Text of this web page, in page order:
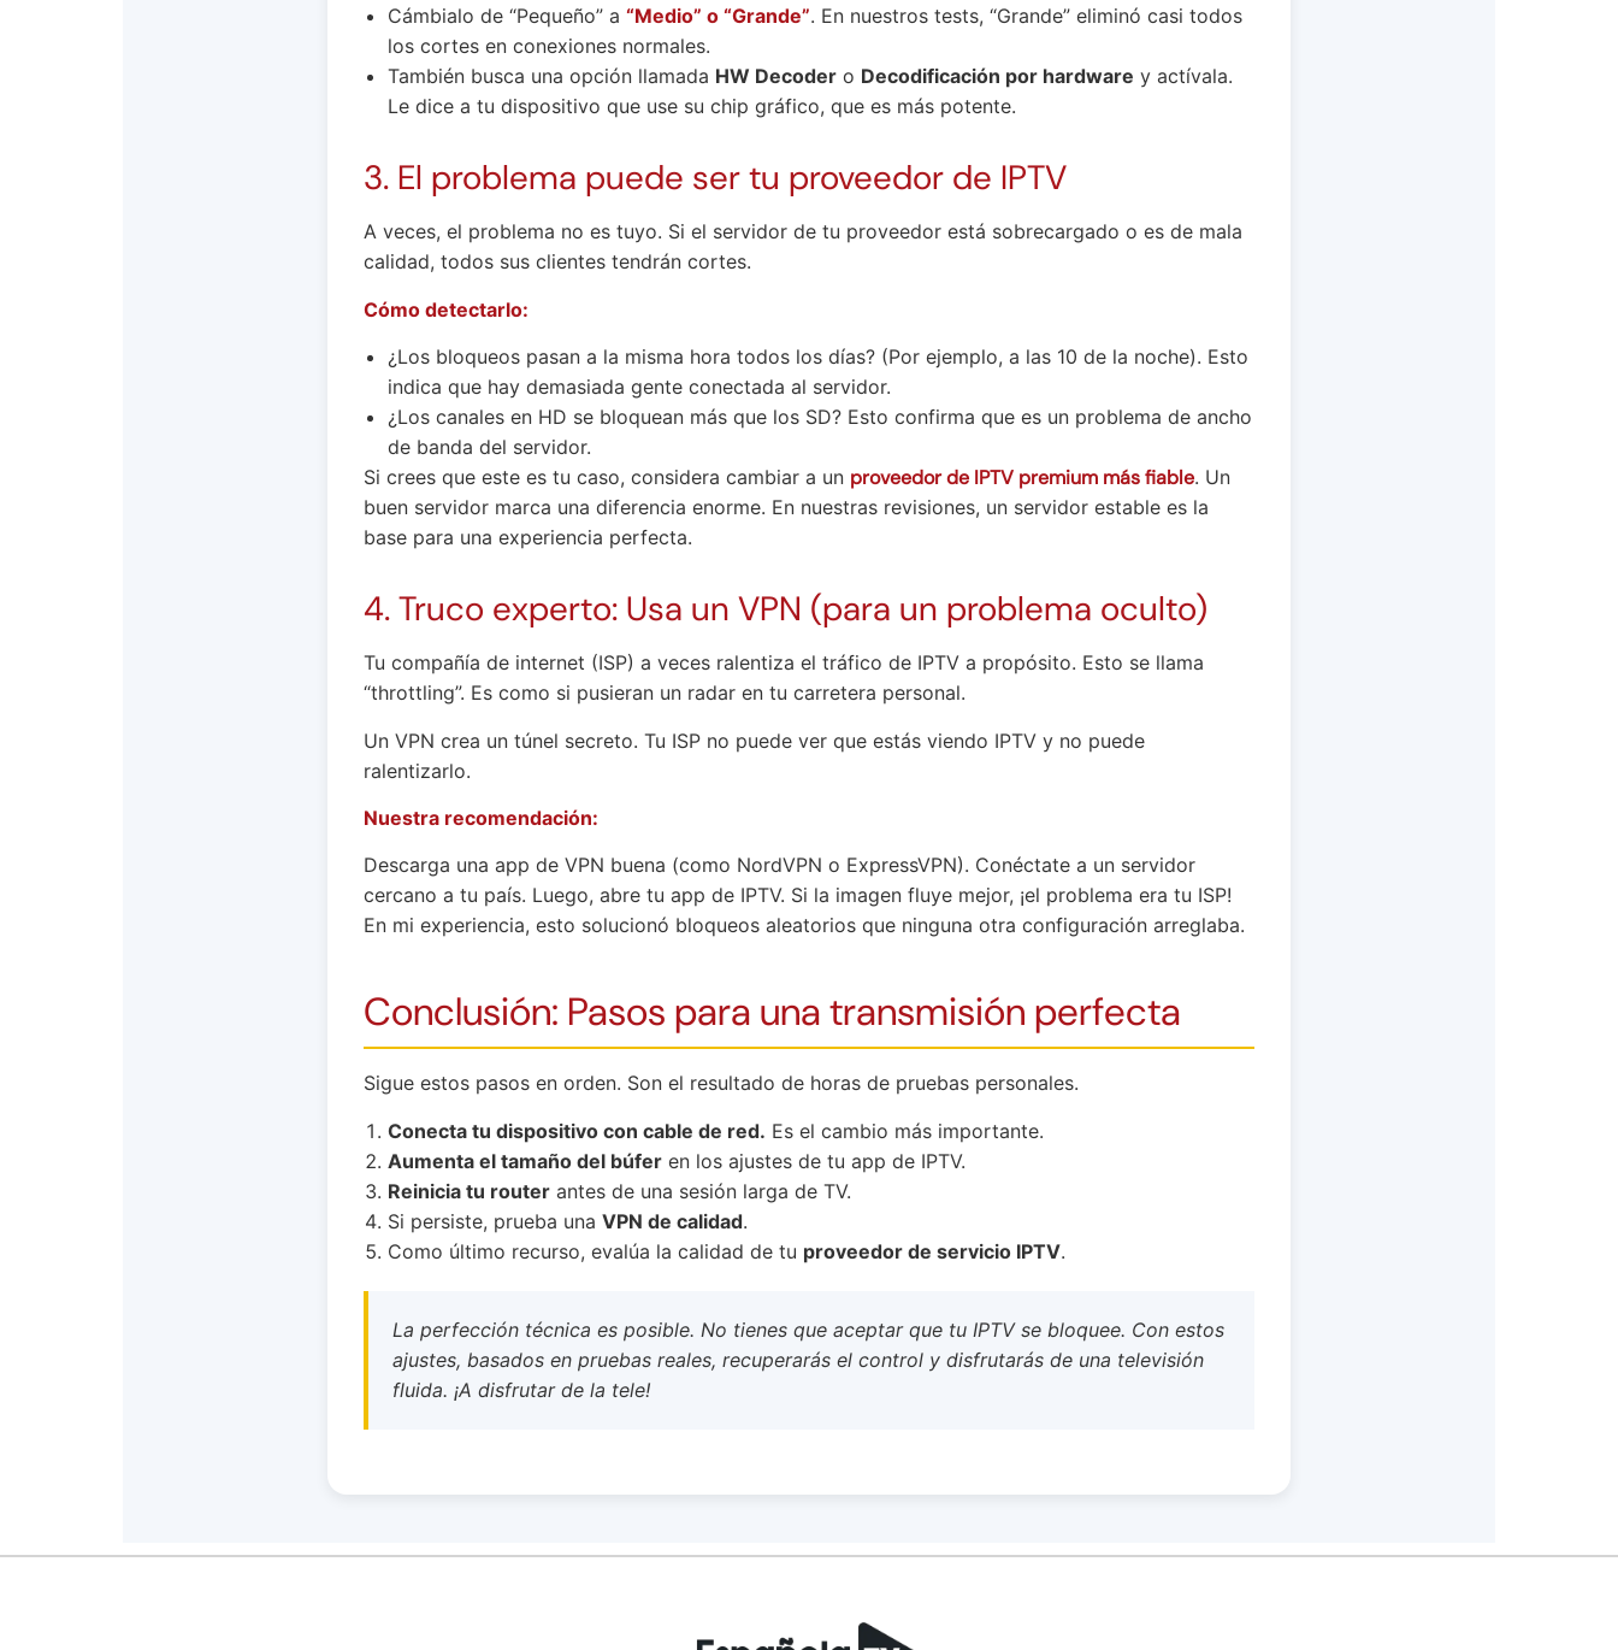
Cámbialo de “Pequeño” a “Medio” o “Grande”. En nuestros tests, “Grande” eliminó casi todos
los cortes en conexiones normales.
También busca una opción llamada HW Decoder o Decodificación por hardware y actívala.
Le dice a tu dispositivo que use su chip gráfico, que es más potente.
3. El problema puede ser tu proveedor de IPTV
A veces, el problema no es tuyo. Si el servidor de tu proveedor está sobrecargado o es de mala
calidad, todos sus clientes tendrán cortes.
Cómo detectarlo:
¿Los bloqueos pasan a la misma hora todos los días? (Por ejemplo, a las 10 de la noche). Esto
indica que hay demasiada gente conectada al servidor.
¿Los canales en HD se bloquean más que los SD? Esto confirma que es un problema de ancho
de banda del servidor.
Si crees que este es tu caso, considera cambiar a un proveedor de IPTV premium más fiable. Un
buen servidor marca una diferencia enorme. En nuestras revisiones, un servidor estable es la
base para una experiencia perfecta.
4. Truco experto: Usa un VPN (para un problema oculto)
Tu compañía de internet (ISP) a veces ralentiza el tráfico de IPTV a propósito. Esto se llama
“throttling”. Es como si pusieran un radar en tu carretera personal.
Un VPN crea un túnel secreto. Tu ISP no puede ver que estás viendo IPTV y no puede
ralentizarlo.
Nuestra recomendación:
Descarga una app de VPN buena (como NordVPN o ExpressVPN). Conéctate a un servidor
cercano a tu país. Luego, abre tu app de IPTV. Si la imagen fluye mejor, ¡el problema era tu ISP!
En mi experiencia, esto solucionó bloqueos aleatorios que ninguna otra configuración arreglaba.
Conclusión: Pasos para una transmisión perfecta
Sigue estos pasos en orden. Son el resultado de horas de pruebas personales.
Conecta tu dispositivo con cable de red. Es el cambio más importante.
Aumenta el tamaño del búfer en los ajustes de tu app de IPTV.
Reinicia tu router antes de una sesión larga de TV.
Si persiste, prueba una VPN de calidad.
Como último recurso, evalúa la calidad de tu proveedor de servicio IPTV.
La perfección técnica es posible. No tienes que aceptar que tu IPTV se bloquee. Con estos
ajustes, basados en pruebas reales, recuperarás el control y disfrutarás de una televisión
fluida. ¡A disfrutar de la tele!